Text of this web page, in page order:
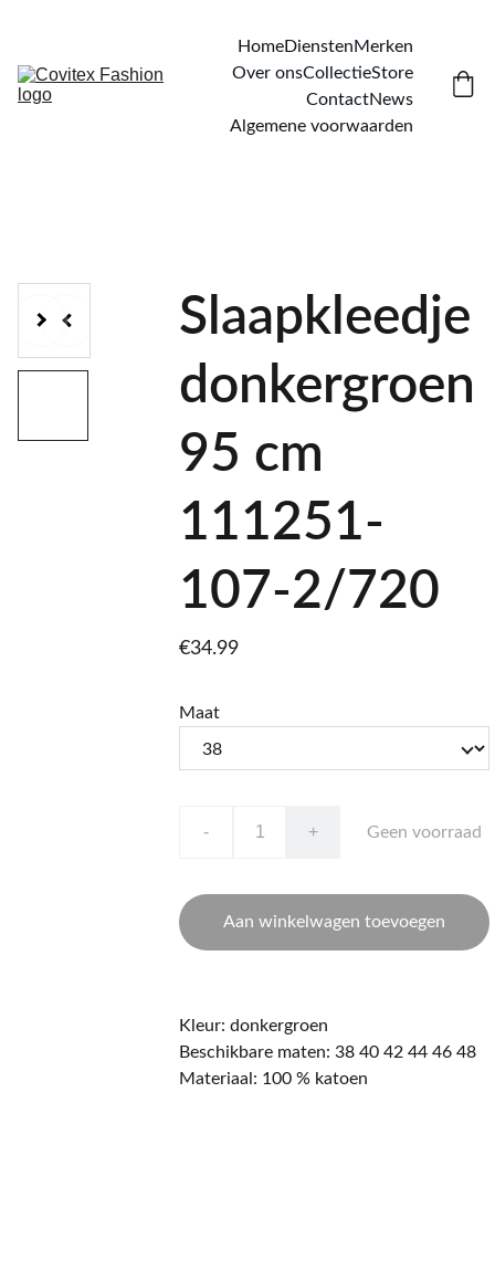
HomeDienstenMerken
Over onsCollectieStore
ContactNews
Algemene voorwaarden
Slaapkleedje
donkergroen
95 cm
111251-
107-2/720
€34.99
Maat
- + Geen voorraad
Aan winkelwagen toevoegen
Kleur: donkergroen
Beschikbare maten: 38 40 42 44 46 48
Materiaal: 100 % katoen